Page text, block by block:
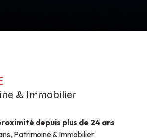
& Immobilier
depuis plus de 24 ans
Patrimoine & Immobilier